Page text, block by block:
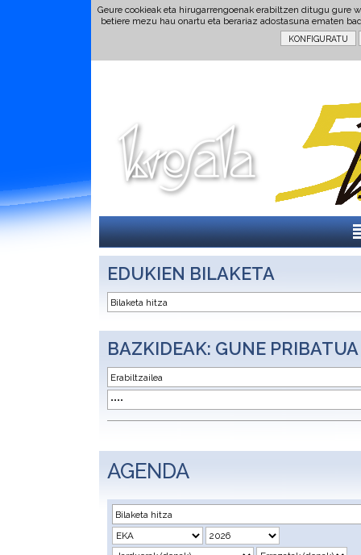
Geure cookieak eta hirugarrengoenak erabiltzen ditugu gure
betiere mezu hau onartu eta berariaz adostasuna ematen
EDUKIEN BILAKETA
BAZKIDEAK: GUNE PRIBATUA
AGENDA